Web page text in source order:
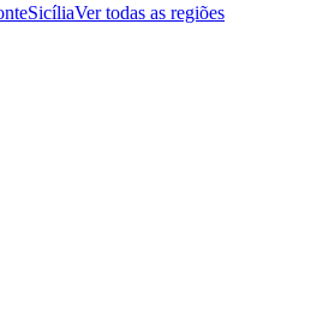
SicíliaVer todas as regiões